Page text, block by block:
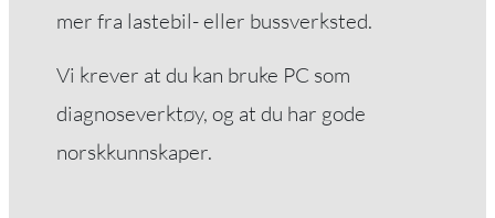
mer fra lastebil- eller bussverksted.
Vi krever at du kan bruke PC som
diagnoseverktøy, og at du har gode
norskkunnskaper.
for å se
tilpasset innhold